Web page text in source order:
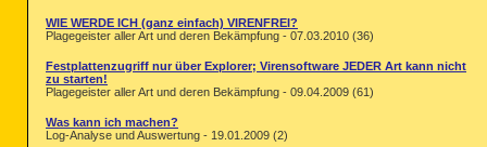
WIE WERDE ICH (ganz einfach) VIRENFREI?
Plagegeister aller Art und deren Bekämpfung - 07.03.2010 (36)
Festplattenzugriff nur über Explorer; Virensoftware JEDER Art kann nicht
zu starten!
Plagegeister aller Art und deren Bekämpfung - 09.04.2009 (61)
Was kann ich machen?
Log-Analyse und Auswertung - 19.01.2009 (2)